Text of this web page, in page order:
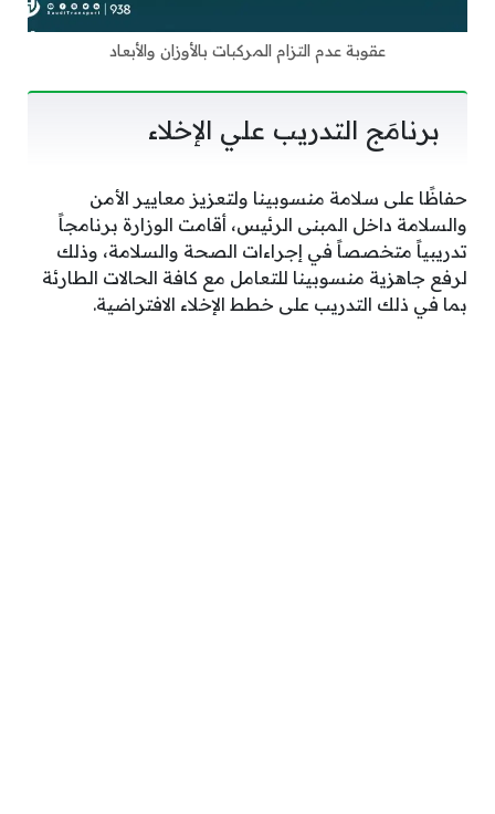
عقوبة عدم التزام المركبات بالأوزان والأبعاد
برنامَج التدريب علي الإخلاء
حفاظًا على سلامة منسوبينا ولتعزيز معايير الأمن
والسلامة داخل المبنى الرئيس، أقامت الوزارة برنامجاً
تدريبياً متخصصاً في إجراءات الصحة والسلامة، وذلك
لرفع جاهزية منسوبينا للتعامل مع كافة الحالات الطارئة
بما في ذلك التدريب على خطط الإخلاء الافتراضية.